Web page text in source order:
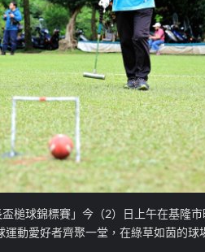
槌球錦標賽」今（2）日上午在基隆
動愛好者齊聚一堂，在綠草如茵的球